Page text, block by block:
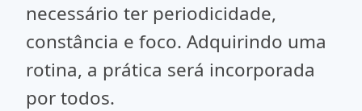
necessário ter periodicidade,
constância e foco. Adquirindo uma
rotina, a prática será incorporada
por todos.